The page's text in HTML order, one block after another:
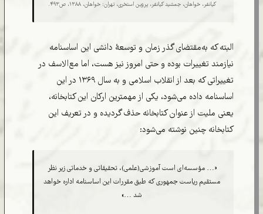
کیانفر، خواهان، جمشید کیانفر، پروین استخری، تهران: خواهان، ۱۳۸۸، ص۴۹۳.
البته که به‌مقتضای گذر زمان و توسعۀ دانشی این اساسنامه
نیازمند تغییرات بوده و حتی امروز نیز هست، اما مع‌الاسف در
تغییراتی که بعد از انقلاب اسلامی و به سال ۱۳۶۹ در این
اساسنامه داده می‌شود، یکی از مهمترین ارکان این کتابخانه،
یعنی ملیت از عنوان کتابخانه حذف گردیده و در تعریف این
کتابخانه چنین نوشته می‌شود:‌
«… مؤسسه‌ای است آموزشی(علمی)، تحقیقاتی و خدماتی زیر نظر
مستقیم ریاست جمهوری که طبق مقررات این اساسنامه اداره خواهد
شد …»